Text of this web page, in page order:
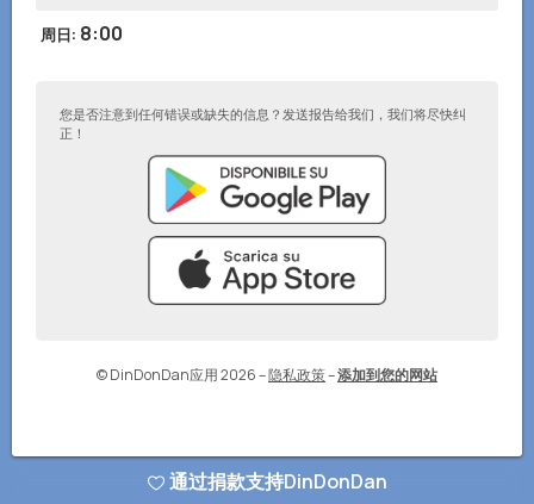
周日: 8:00
您是否注意到任何错误或缺失的信息？发送报告给我们，我们将尽快纠
正！
© DinDonDan应用 2026–隐私政策–添加到您的网站
通过捐款支持DinDonDan